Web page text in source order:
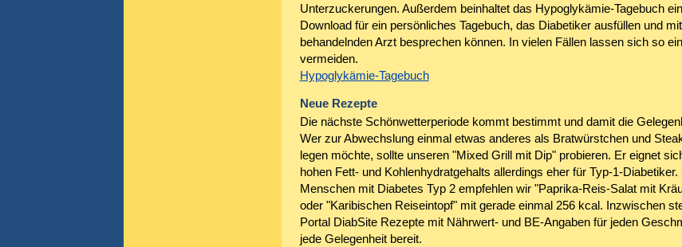
Unterzuckerungen. Außerdem beinhaltet das Hypoglykämie-Tagebuch
Download für ein persönliches Tagebuch, das Diabetiker ausfüllen und
behandelnden Arzt besprechen können. In vielen Fällen lassen sich so
vermeiden.
Hypoglykämie-Tagebuch
Neue Rezepte
Die nächste Schönwetterperiode kommt bestimmt und damit die
Wer zur Abwechslung einmal etwas anderes als Bratwürstchen und
legen möchte, sollte unseren "Mixed Grill mit Dip" probieren. Er eignet
hohen Fett- und Kohlenhydratgehalts allerdings eher für Typ-1-
Menschen mit Diabetes Typ 2 empfehlen wir "Paprika-Reis-Salat mit
oder "Karibischen Reiseintopf" mit gerade einmal 256 kcal. Inzwischen
Portal DiabSite Rezepte mit Nährwert- und BE-Angaben für jeden
jede Gelegenheit bereit.